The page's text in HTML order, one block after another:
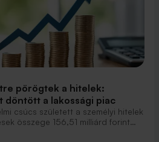
pörögtek a hitelek:
döntött a lakossági piac
csúcs született a személyi hitelek
összege 156,51 milliárd forint
májusi eredményt is 19%-